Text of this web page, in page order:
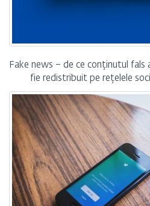
Fake news – de ce conținutul fals
fie redistribuit pe rețelele